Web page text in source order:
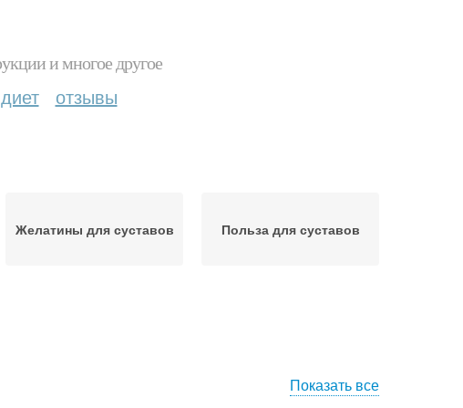
и многое другое
отзывы
Желатины для суставов Польза для суставов
Показать все